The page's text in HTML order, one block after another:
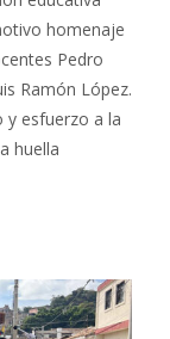
homenaje
Pedro
Ramón López.
y esfuerzo a la
huella